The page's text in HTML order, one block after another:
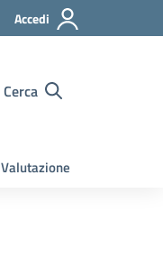
Accedi
Cerca
Valutazione